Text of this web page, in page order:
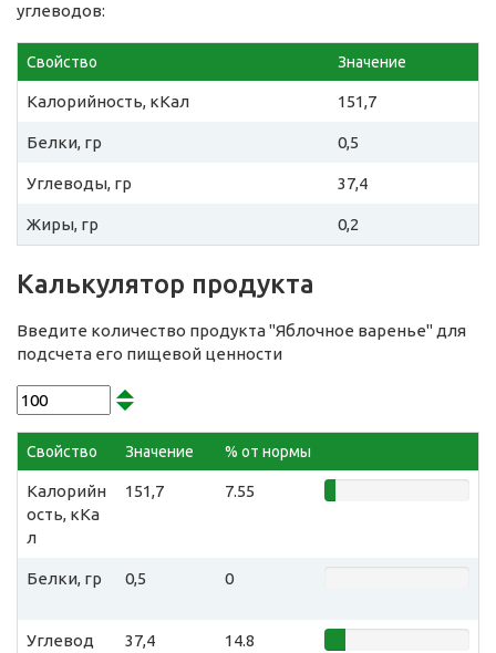
углеводов:
Свойство Значение
Калорийность, кКал 151,7
Белки, гр 0,5
Углеводы, гр 37,4
Жиры, гр 0,2
Калькулятор продукта
Введите количество продукта "Яблочное варенье" для
подсчета его пищевой ценности
Свойство Значение % от нормы
Калорийн
ость, кКа
л
151,7 7.55
Белки, гр 0,5 0
Углевод
37,4 14.8